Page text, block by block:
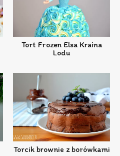
Tort Frozen Elsa Kraina
Lodu
Torcik brownie z borówkami